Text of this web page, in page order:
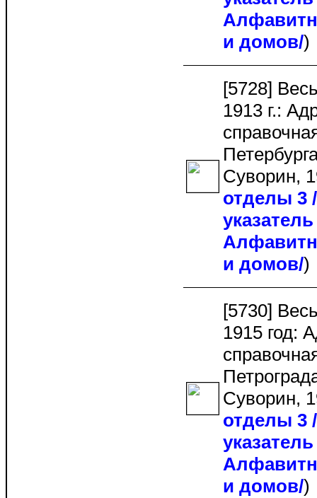
и домов/
[5728]
1913 г.:
Суворин,
отделы 3
и домов/
[5730]
1915 год:
Суворин,
отделы 3
и домов/